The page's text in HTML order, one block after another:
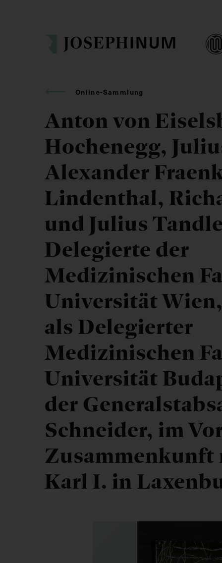
Online-Sammlung
Anton von
Hochenegg,
Alexander
Lindenthal,
und Julius
Delegierte der
Medizinischen
Universität
als Delegierter
Medizinischen
Universität
der
Schneider, im
Zusammenkunft
Karl I. in